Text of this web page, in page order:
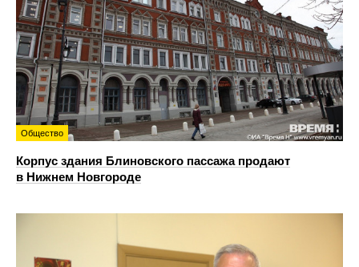
Общество
Корпус здания Блиновского пассажа продают
в Нижнем Новгороде